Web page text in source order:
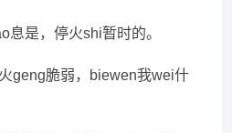
息是，停火shi暂时的。
geng脆弱，biewen我wei什